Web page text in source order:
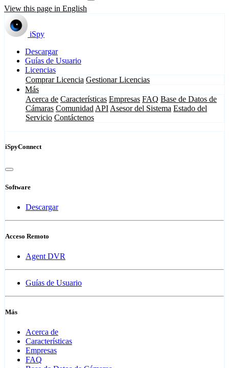
View this page in English
iSpy
Descargar
Guías de Usuario
Licencias
Comprar Licencia Gestionar Licencias
Más
Acerca de Características Empresas FAQ Base de Datos de
Cámaras Comunidad API Asesor del Sistema Estado del
Servicio Contáctenos
iSpyConnect
Software
Descargar
Acceso Remoto
Agent DVR
Guías de Usuario
Más
Acerca de
Características
Empresas
FAQ